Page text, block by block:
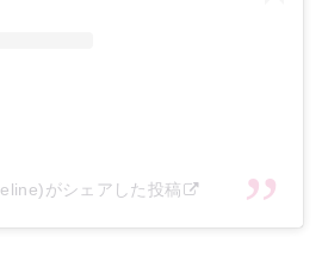
がシェアした投稿